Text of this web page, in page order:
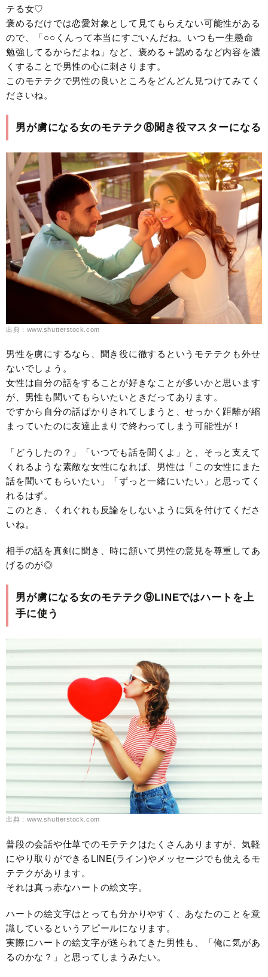
テる女♡
褒めるだけでは恋愛対象として見てもらえない可能性がある
ので、「○○くんって本当にすごいんだね。いつも一生懸命
勉強してるからだよね」など、褒める＋認めるなど内容を濃
くすることで男性の心に刺さります。
このモテテクで男性の良いところをどんどん見つけてみてく
ださいね。
男が虜になる女のモテテク⑧聞き役マスターになる
出典：www.shutterstock.com
男性を虜にするなら、聞き役に徹するというモテテクも外せ
ないでしょう。
女性は自分の話をすることが好きなことが多いかと思います
が、男性も聞いてもらいたいときだってあります。
ですから自分の話ばかりされてしまうと、せっかく距離が縮
まっていたのに友達止まりで終わってしまう可能性が！
「どうしたの？」「いつでも話を聞くよ」と、そっと支えて
くれるような素敵な女性になれば、男性は「この女性にまた
話を聞いてもらいたい」「ずっと一緒にいたい」と思ってく
れるはず。
このとき、くれぐれも反論をしないように気を付けてくださ
いね。
相手の話を真剣に聞き、時に頷いて男性の意見を尊重してあ
げるのが◎
男が虜になる女のモテテク⑨LINEではハートを上
手に使う
出典：www.shutterstock.com
普段の会話や仕草でのモテテクはたくさんありますが、気軽
にやり取りができるLINE(ライン)やメッセージでも使えるモ
テテクがあります。
それは真っ赤なハートの絵文字。
ハートの絵文字はとっても分かりやすく、あなたのことを意
識しているというアピールになります。
実際にハートの絵文字が送られてきた男性も、
「俺に気があ
るのかな？」と思ってしまうみたい。